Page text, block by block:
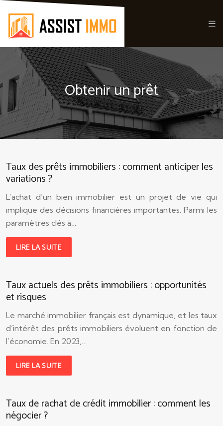
Obtenir un prêt
Taux des prêts immobiliers : comment anticiper les
variations ?
L’achat d’un bien immobilier est un projet de vie qui
implique des décisions financières importantes. Parmi les
paramètres clés à…
LIRE LA SUITE
Taux actuels des prêts immobiliers : opportunités
et risques
Le marché immobilier français est dynamique, et les taux
d’intérêt des prêts immobiliers évoluent en fonction de
l’économie. En 2023,…
LIRE LA SUITE
Taux de rachat de crédit immobilier : comment les
négocier ?